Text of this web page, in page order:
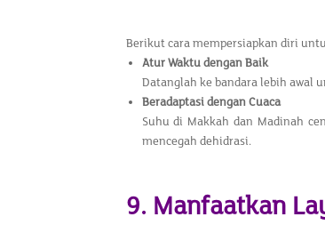
Berikut cara mempersiapkan diri
Atur Waktu dengan Baik
Datanglah ke bandara lebih awal
Beradaptasi dengan Cuaca
Suhu di Makkah dan Madinah
mencegah dehidrasi.
9. Manfaatkan